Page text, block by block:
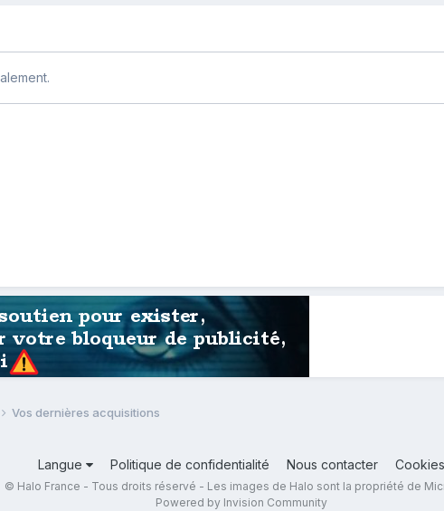
Vos dernières acquisitions
Langue Politique de confidentialité Nous contacter Cookies
© Halo France - Tous droits réservé - Les images de Halo sont la propriété de
Powered by Invision Community